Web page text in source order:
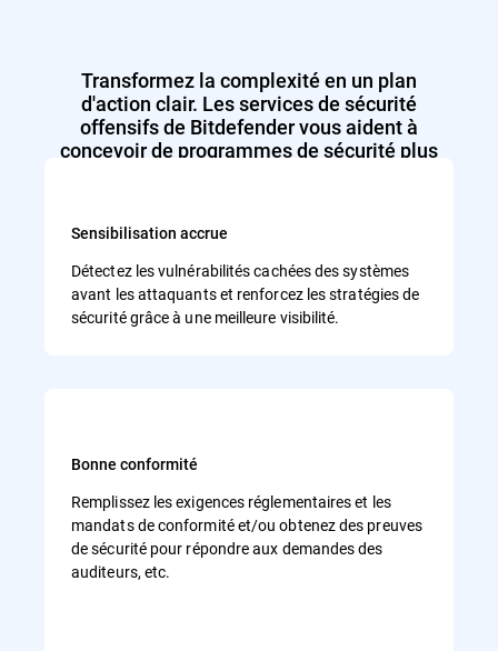
Transformez la complexité en un plan
d'action clair. Les services de sécurité
offensifs de Bitdefender vous aident à
concevoir de programmes de sécurité plus
Sensibilisation accrue
Détectez les vulnérabilités cachées des systèmes
avant les attaquants et renforcez les stratégies de
sécurité grâce à une meilleure visibilité.
Bonne conformité
Remplissez les exigences réglementaires et les
mandats de conformité et/ou obtenez des preuves
de sécurité pour répondre aux demandes des
auditeurs, etc.